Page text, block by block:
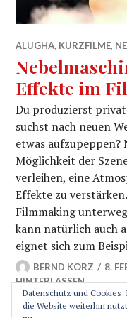
ALUGHA, KURZFILME,
Effekte im
Du produzierst
suchst nach neuen
etwas
Möglichkeit der
verleihen, eine
Effekte zu
Filmmaking
kann natürlich auch
eignet sich zum
BERND KORZ 8.
HINTERLASSEN
Datenschutz und Cookies:
die Website weiterhin